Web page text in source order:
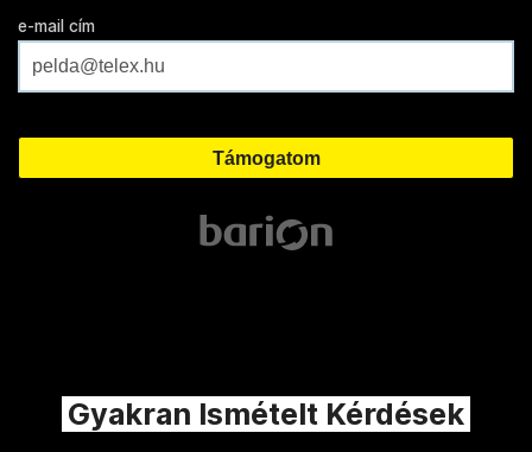
e-mail cím
Gyakran Ismételt Kérdések